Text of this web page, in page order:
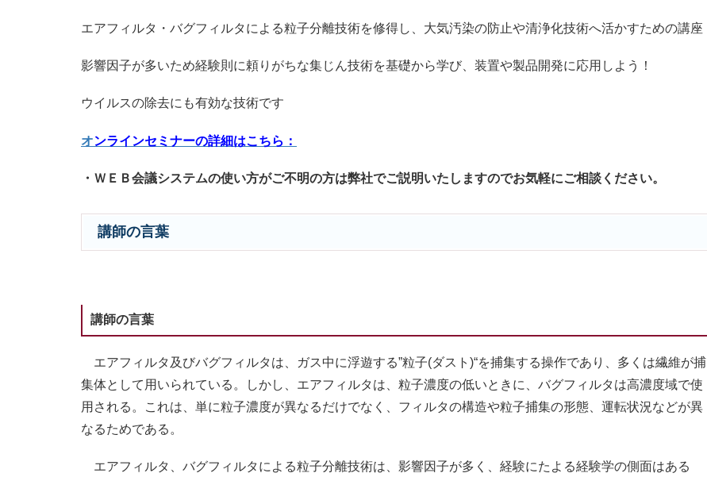
エアフィルタ・バグフィルタによる粒子分離技術を修得し、大気汚染の防止や清浄化技術へ活かすための講座
影響因子が多いため経験則に頼りがちな集じん技術を基礎から学び、装置や製品開発に応用しよう！
ウイルスの除去にも有効な技術です
オンラインセミナーの詳細はこちら：
・ＷＥＢ会議システムの使い方がご不明の方は弊社でご説明いたしますのでお気軽にご相談ください。
講師の言葉
講師の言葉
エアフィルタ及びバグフィルタは、ガス中に浮遊する”粒子(ダスト)“を捕集する操作であり、多くは繊維が捕
集体として用いられている。しかし、エアフィルタは、粒子濃度の低いときに、バグフィルタは高濃度域で使
用される。これは、単に粒子濃度が異なるだけでなく、フィルタの構造や粒子捕集の形態、運転状況などが異
なるためである。
エアフィルタ、バグフィルタによる粒子分離技術は、影響因子が多く、経験にたよる経験学の側面はある